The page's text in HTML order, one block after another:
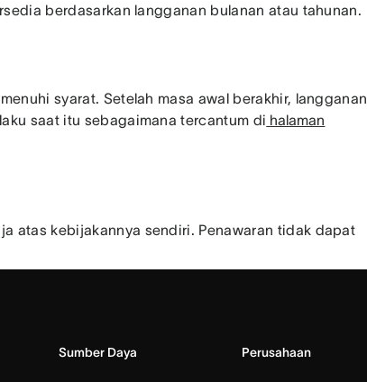
berdasarkan langganan bulanan atau tahunan.
syarat. Setelah masa awal berakhir, langganan
saat itu sebagaimana tercantum di halaman
atas kebijakannya sendiri. Penawaran tidak dapat
Sumber Daya Perusahaan